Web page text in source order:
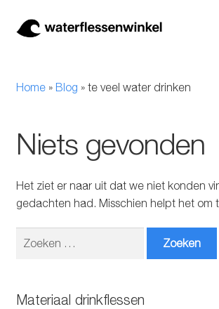
Ga
Ga
Thermosfles
Kinderflessen
Home» Blog » te veel water drinken
Niets gevonden
Het ziet er naar uit dat we niet konden
gedachten had. Misschien helpt het om
Materiaal drinkflessen